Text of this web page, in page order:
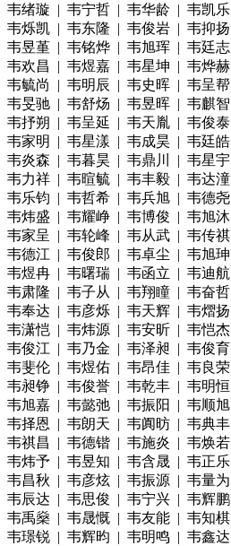
韦绪璇 | 韦宁哲 | 韦华龄 | 韦凯乐
韦烁凯 | 韦东隆 | 韦俊岩 | 韦抑扬
韦昱堇 | 韦铭烨 | 韦旭珲 | 韦廷志
韦欢昌 | 韦煜嘉 | 韦星坤 | 韦烨赫
韦毓尚 | 韦明辰 | 韦史晖 | 韦呈帮
韦旻驰 | 韦舒炀 | 韦昱晖 | 韦麒智
韦抒朔 | 韦呈延 | 韦天胤 | 韦俊泰
韦家明 | 韦星漾 | 韦成昊 | 韦廷皓
韦炎森 | 韦暮昊 | 韦鼎川 | 韦星宇
韦力祥 | 韦暄毓 | 韦丰毅 | 韦达潼
韦乐钧 | 韦哲希 | 韦兵旭 | 韦德尧
韦炜盛 | 韦耀峥 | 韦博俊 | 韦旭沐
韦家呈 | 韦轮峰 | 韦从武 | 韦传祺
韦德江 | 韦俊郎 | 韦卓尘 | 韦旭珅
韦煜冉 | 韦曙瑞 | 韦函立 | 韦迪航
韦肃隆 | 韦子从 | 韦翔瞳 | 韦奋哲
韦奉达 | 韦彦烁 | 韦天辉 | 韦熠扬
韦潇恺 | 韦炜源 | 韦安昕 | 韦恺杰
韦俊江 | 韦乃金 | 韦泽昶 | 韦俊育
韦斐伦 | 韦煜佑 | 韦昂佳 | 韦良荣
韦昶铮 | 韦俊誉 | 韦乾丰 | 韦明恒
韦旭嘉 | 韦懿弛 | 韦振阳 | 韦顺旭
韦择恩 | 韦朗天 | 韦阗昉 | 韦典丰
韦祺昌 | 韦德锴 | 韦施炎 | 韦焕若
韦炜予 | 韦昱知 | 韦含晟 | 韦正乐
韦昌秋 | 韦彦炫 | 韦振源 | 韦量为
韦辰达 | 韦思俊 | 韦宁兴 | 韦辉鹏
韦禹燊 | 韦晟慨 | 韦友能 | 韦知棋
韦璟锐 | 韦辉昀 | 韦明鸣 | 韦鑫达